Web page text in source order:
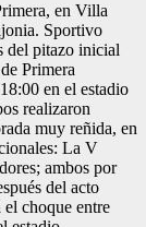
en Villa
Sportivo
del pitazo inicial
Primera
en el estadio
realizaron
muy reñida, en
La V
ambos por
del acto
choque entre